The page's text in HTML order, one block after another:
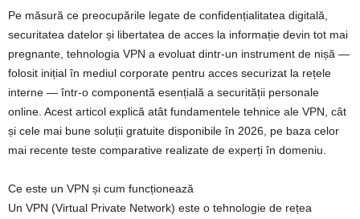
Pe măsură ce preocupările legate de confidențialitatea digitală,
securitatea datelor și libertatea de acces la informație devin tot mai
pregnante, tehnologia VPN a evoluat dintr‑un instrument de nișă —
folosit inițial în mediul corporate pentru acces securizat la rețele
interne — într‑o componentă esențială a securității personale
online. Acest articol explică atât fundamentele tehnice ale VPN, cât
și cele mai bune soluții gratuite disponibile în 2026, pe baza celor
mai recente teste comparative realizate de experți în domeniu.
Ce este un VPN și cum funcționează
Un VPN (Virtual Private Network) este o tehnologie de rețea